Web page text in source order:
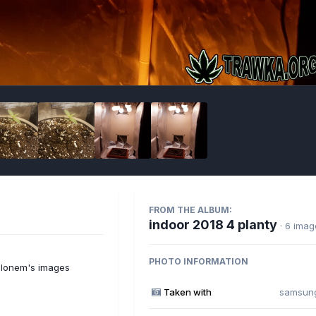
images
FROM THE ALBUM:
indoor 2018 4 planty · 6
PHOTO INFORMATION
Taken with